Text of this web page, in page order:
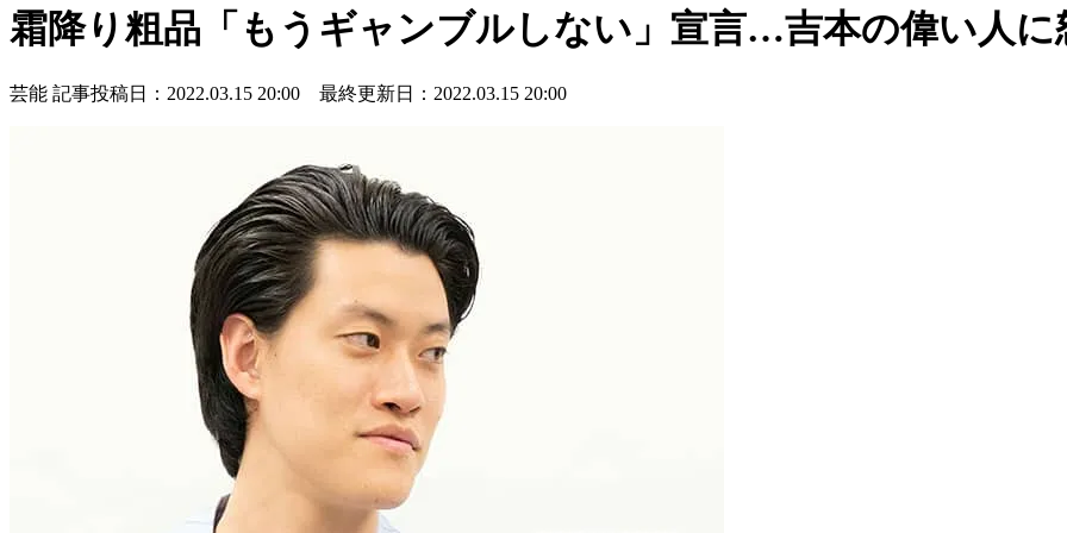
霜降り粗品「もうギャンブルしない」宣言…吉本の偉い人に
芸能 記事投稿日：2022.03.15 20:00 最終更新日：2022.03.15 20:00